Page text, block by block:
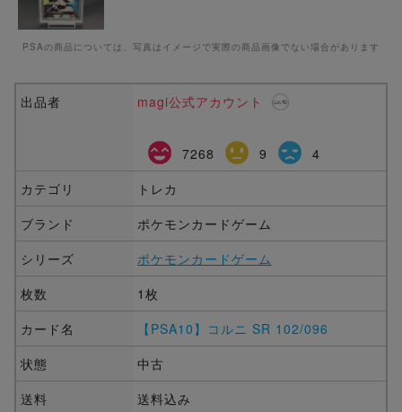
PSAの商品については、写真はイメージで実際の商品画像でない場合があります
出品者 magi公式アカウント
7268 9
4
カテゴリ
トレカ
ブランド
ポケモンカードゲーム
シリーズ
ポケモンカードゲーム
枚数
1枚
カード名
【PSA10】コルニ SR 102/096
状態
中古
送料
送料込み